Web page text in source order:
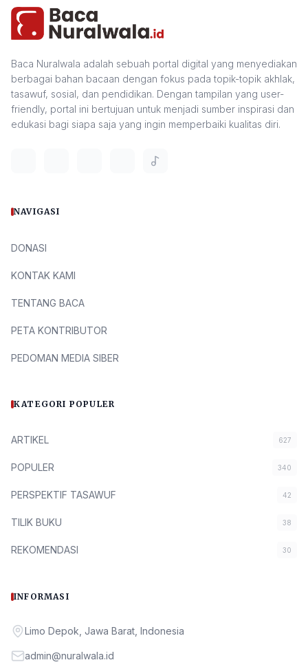
Baca Nuralwala adalah sebuah portal digital yang menyediakan
berbagai bahan bacaan dengan fokus pada topik-topik akhlak,
tasawuf, sosial, dan pendidikan. Dengan tampilan yang user-
friendly, portal ini bertujuan untuk menjadi sumber inspirasi dan
edukasi bagi siapa saja yang ingin memperbaiki kualitas diri.
NAVIGASI
DONASI
KONTAK KAMI
TENTANG BACA
PETA KONTRIBUTOR
PEDOMAN MEDIA SIBER
KATEGORI POPULER
ARTIKEL 627
POPULER 340
PERSPEKTIF TASAWUF 42
TILIK BUKU 38
REKOMENDASI 30
INFORMASI
Limo Depok, Jawa Barat, Indonesia
admin@nuralwala.id